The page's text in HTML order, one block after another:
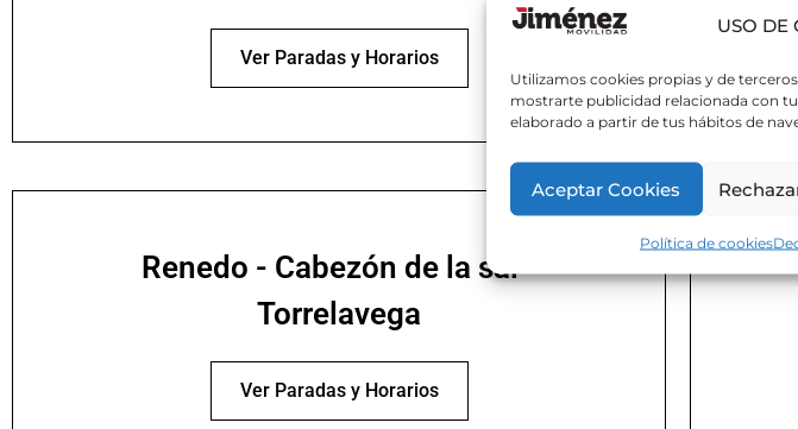
USO DE
Utilizamos cookies propias y de
mostrarte publicidad relacionada con
elaborado a partir de tus hábitos de
Aceptar Cookies
Política de cookies
Ver Paradas y Horarios
Renedo - Cabezón de la sal -
Torrelavega
Ver Paradas y Horarios